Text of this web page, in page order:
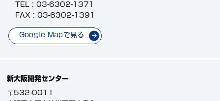
TEL : 03-6302-1371
FAX : 03-6302-1391
Google Mapで見る
新大阪開発センター
〒532-0011